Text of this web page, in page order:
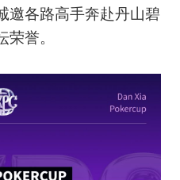
邀各路高手奔赴丹山碧
誉。